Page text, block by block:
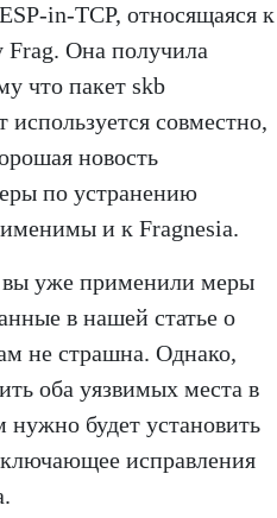
in-TCP, относящаяся к
Frag. Она получила
что пакет skb
используется совместно,
новость
по устранению
и к Fragnesia.
уже применили меры
в нашей статье о
не страшна. Однако,
оба уязвимых места в
будет установить
исправления